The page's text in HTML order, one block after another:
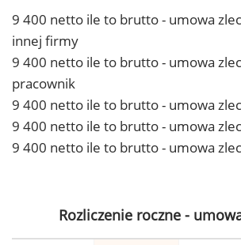
9 400 netto ile to brutto - umowa
innej firmy
9 400 netto ile to brutto - umowa
pracownik
9 400 netto ile to brutto - umowa
9 400 netto ile to brutto - umowa
9 400 netto ile to brutto - umowa
Rozliczenie roczne -